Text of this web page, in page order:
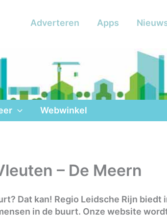
Adverteren Apps
Webwinkel
– De Meern
Dat kan! Regio Leidsche Rijn
in de buurt. Onze website